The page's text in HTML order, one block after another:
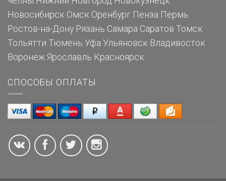
Новосибирск Омск Оренбург Пенза Пермь
Ростов-на-Дону Рязань Самара Саратов Томск
Тольятти Тюмень Уфа Ульяновск Владивосток
Воронеж Ярославль Красноярск
СПОСОБЫ ОПЛАТЫ